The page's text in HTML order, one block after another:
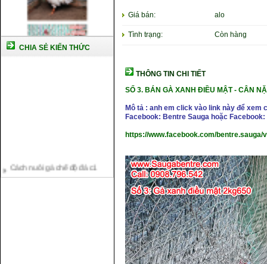
CHIA SẺ KIẾN THỨC
Cách nuôi gà đông tảo thuần
chủng
Giá bán: alo
Tình trạng: Còn hàng
THÔNG TIN CHI TIẾT
SỐ 3. BÁN GÀ XANH ĐIỀU MẬT - CÂN
Mô tả : anh em click vào link này để
Facebook: Bentre Sauga hoặc Facebook:
https://www.facebook.com/bentre.sauga/